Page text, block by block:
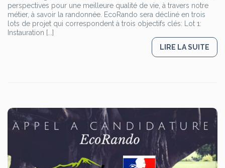
perspectives pour une meilleure qualité de vie, à travers notre
métier, à savoir la randonnée. EcoRando sera décliné en trois
lots de projet qui correspondent à trois objectifs clés: Lot 1:
Instauration [...]
LIRE LA SUITE